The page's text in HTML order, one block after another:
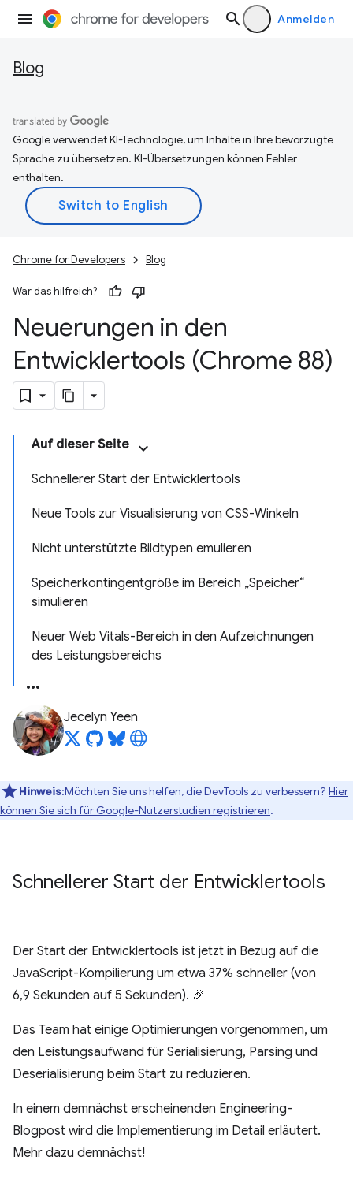
Anmelden
Blog
Google verwendet KI-Technologie, um Inhalte in Ihre bevorzugte
Sprache zu übersetzen. KI-Übersetzungen können Fehler
enthalten.
Chrome for Developers Blog
War das hilfreich?
Neuerungen in den
Entwicklertools (Chrome 88)
Auf dieser Seite
Schnellerer Start der Entwicklertools
Neue Tools zur Visualisierung von CSS-Winkeln
Nicht unterstützte Bildtypen emulieren
Speicherkontingentgröße im Bereich „Speicher“
simulieren
Neuer Web Vitals-Bereich in den Aufzeichnungen
des Leistungsbereichs
Jecelyn Yeen
Hinweis:Möchten Sie uns helfen, die DevTools zu verbessern? Hier
können Sie sich für Google-Nutzerstudien registrieren.
Schnellerer Start der Entwicklertools
Der Start der Entwicklertools ist jetzt in Bezug auf die
JavaScript-Kompilierung um etwa 37% schneller (von
6,9 Sekunden auf 5 Sekunden). 🎉
Das Team hat einige Optimierungen vorgenommen, um
den Leistungsaufwand für Serialisierung, Parsing und
Deserialisierung beim Start zu reduzieren.
In einem demnächst erscheinenden Engineering-
Blogpost wird die Implementierung im Detail erläutert.
Mehr dazu demnächst!